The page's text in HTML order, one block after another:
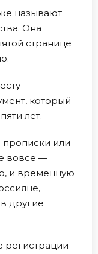
называют
Она
странице
который
лет.
или
вовсе —
и временную
другие
регистрации